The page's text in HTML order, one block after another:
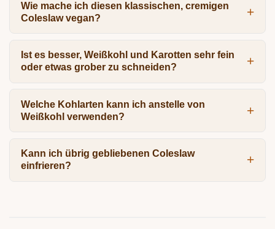
Wie mache ich diesen klassischen, cremigen
Coleslaw vegan?
Ist es besser, Weißkohl und Karotten sehr fein
oder etwas grober zu schneiden?
Welche Kohlarten kann ich anstelle von
Weißkohl verwenden?
Kann ich übrig gebliebenen Coleslaw
einfrieren?